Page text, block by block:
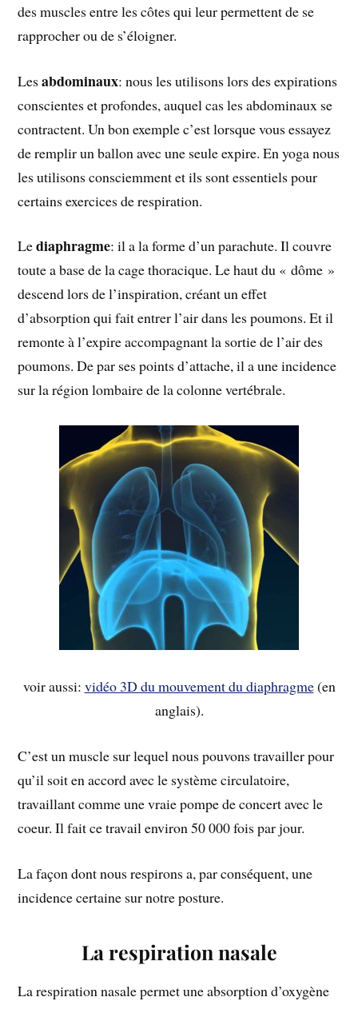
des muscles entre les côtes qui leur permettent de se
rapprocher ou de s’éloigner.
Lesabdominaux: nous les utilisons lors des expirations
conscientes et profondes, auquel cas les abdominaux se
contractent. Un bon exemple c’est lorsque vous essayez
de remplir un ballon avec une seule expire. En yoga nous
les utilisons consciemment et ils sont essentiels pour
certains exercices de respiration.
Lediaphragme: il a la forme d’un parachute. Il couvre
toute a base de la cage thoracique. Le haut du « dôme »
descend lors de l’inspiration, créant un effet
d’absorption qui fait entrer l’air dans les poumons. Et il
remonte à l’expire accompagnant la sortie de l’air des
poumons. De par ses points d’attache, il a une incidence
sur la région lombaire de la colonne vertébrale.
voir aussi: vidéo 3D du mouvement du diaphragme(en
anglais).
C’est un muscle sur lequel nous pouvons travailler pour
qu’il soit en accord avec le système circulatoire,
travaillant comme une vraie pompe de concert avec le
coeur. Il fait ce travail environ 50 000 fois par jour.
La façon dont nous respirons a, par conséquent, une
incidence certaine sur notre posture.
La respiration nasale
La respiration nasale permet une absorption d’oxygène